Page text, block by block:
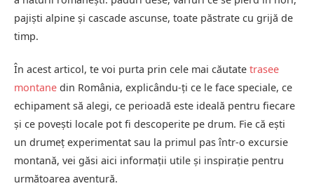
pajiști alpine și cascade ascunse, toate păstrate cu grijă de
timp.
În acest articol, te voi purta prin cele mai căutate trasee
montane din România, explicându-ți ce le face speciale, ce
echipament să alegi, ce perioadă este ideală pentru fiecare
și ce povești locale pot fi descoperite pe drum. Fie că ești
un drumeț experimentat sau la primul pas într-o excursie
montană, vei găsi aici informații utile și inspirație pentru
următoarea aventură.